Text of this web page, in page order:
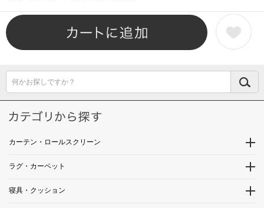
何かお探しですか？
カーテン・ロールスクリーン
ラグ・カーペット
寝具・クッション